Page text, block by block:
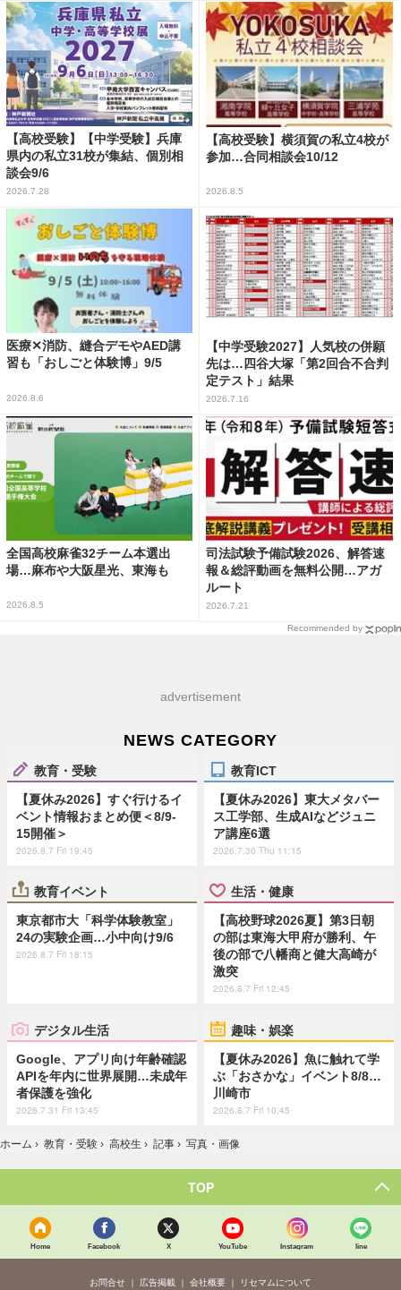
【高校受験】【中学受験】兵庫
県内の私立31校が集結、個別相
談会9/6
2026.7.28
【高校受験】横須賀の私立4校が
参加…合同相談会10/12
2026.8.5
医療✕消防、縫合デモやAED講
習も「おしごと体験博」9/5
2026.8.6
【中学受験2027】人気校の併願
先は…四谷大塚「第2回合不合判
定テスト」結果
2026.7.16
全国高校麻雀32チーム本選出
場…麻布や大阪星光、東海も
2026.8.5
司法試験予備試験2026、解答速
報＆総評動画を無料公開…アガ
ルート
2026.7.21
Recommended by
advertisement
NEWS CATEGORY
教育・受験
【夏休み2026】すぐ行けるイ
ベント情報おまとめ便＜8/9-
15開催＞
2026.8.7 Fri 19:45
教育ICT
【夏休み2026】東大メタバー
ス工学部、生成AIなどジュニ
ア講座6選
2026.7.30 Thu 11:15
教育イベント
東京都市大「科学体験教室」
24の実験企画…小中向け9/6
2026.8.7 Fri 18:15
生活・健康
【高校野球2026夏】第3日朝
の部は東海大甲府が勝利、午
後の部で八幡商と健大高崎が
激突
2026.8.7 Fri 12:45
デジタル生活
Google、アプリ向け年齢確認
APIを年内に世界展開…未成年
者保護を強化
2026.7.31 Fri 13:45
趣味・娯楽
【夏休み2026】魚に触れて学
ぶ「おさかな」イベント8/8…
川崎市
2026.8.7 Fri 10:45
ホーム › 教育・受験 › 高校生 › 記事 › 写真・画像
TOP
Home Facebook X YouTube Instagram line
お問合せ 広告掲載 会社概要 リセマムについて